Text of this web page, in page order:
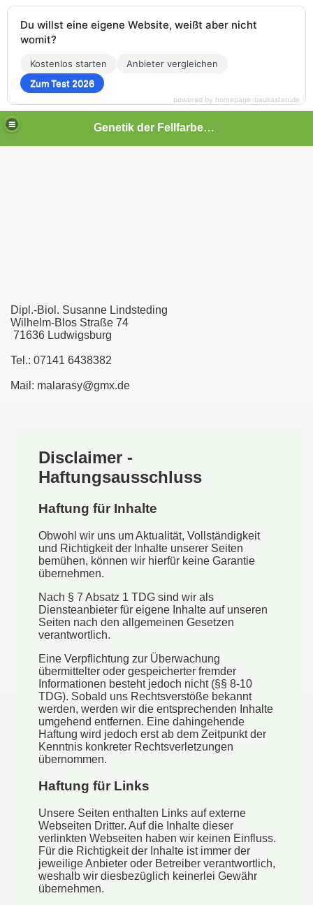
Genetik der Fellfarben beim Hund
Dipl.-Biol. Susanne Lindsteding
Wilhelm-Blos Straße 74
71636 Ludwigsburg
Tel.: 07141 6438382
Mail: malarasy@gmx.de
Disclaimer -
Haftungsausschluss
Haftung für Inhalte
Obwohl wir uns um Aktualität, Vollständigkeit
und Richtigkeit der Inhalte unserer Seiten
bemühen, können wir hierfür keine Garantie
übernehmen.
Nach § 7 Absatz 1 TDG sind wir als
Diensteanbieter für eigene Inhalte auf unseren
Seiten nach den allgemeinen Gesetzen
verantwortlich.
Eine Verpflichtung zur Überwachung
übermittelter oder gespeicherter fremder
Informationen besteht jedoch nicht (§§ 8-10
TDG). Sobald uns Rechtsverstöße bekannt
werden, werden wir die entsprechenden Inhalte
umgehend entfernen. Eine dahingehende
Haftung wird jedoch erst ab dem Zeitpunkt der
Kenntnis konkreter Rechtsverletzungen
übernommen.
Haftung für Links
Unsere Seiten enthalten Links auf externe
Webseiten Dritter. Auf die Inhalte dieser
verlinkten Webseiten haben wir keinen Einfluss.
Für die Richtigkeit der Inhalte ist immer der
jeweilige Anbieter oder Betreiber verantwortlich,
weshalb wir diesbezüglich keinerlei Gewähr
übernehmen.
Du willst eine eigene Website, weißt aber nicht
womit?
Kostenlos starten
Anbieter vergleichen
Zum Test 2026
powered by homepage-baukasten.de